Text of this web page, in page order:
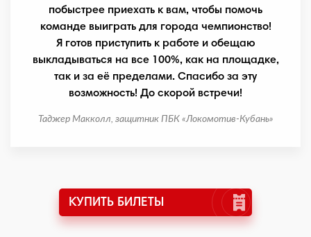
побыстрее приехать к вам, чтобы помочь
команде выиграть для города чемпионство!
Я готов приступить к работе и обещаю
выкладываться на все 100%, как на площадке,
так и за её пределами. Спасибо за эту
возможность! До скорой встречи!
Таджер Макколл, защитник ПБК «Локомотив-Кубань»
КУПИТЬ БИЛЕТЫ